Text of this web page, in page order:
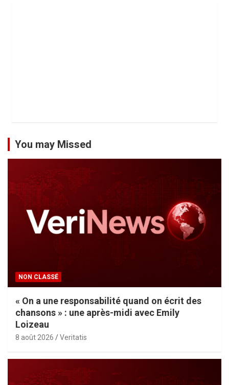
You may Missed
NON CLASSÉ
« On a une responsabilité quand on écrit des
chansons » : une après-midi avec Emily
Loizeau
8 août 2026 Veritatis